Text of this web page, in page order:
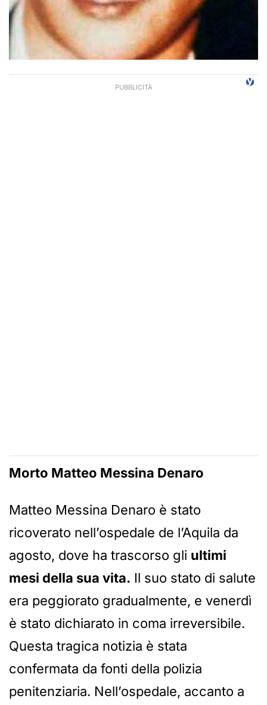
Morto Matteo Messina Denaro
Matteo Messina Denaro è stato
ricoverato nell’ospedale de l’Aquila da
agosto, dove ha trascorso gli ultimi
mesi della sua vita. Il suo stato di salute
era peggiorato gradualmente, e venerdì
è stato dichiarato in coma irreversibile.
Questa tragica notizia è stata
confermata da fonti della polizia
penitenziaria. Nell’ospedale, accanto a